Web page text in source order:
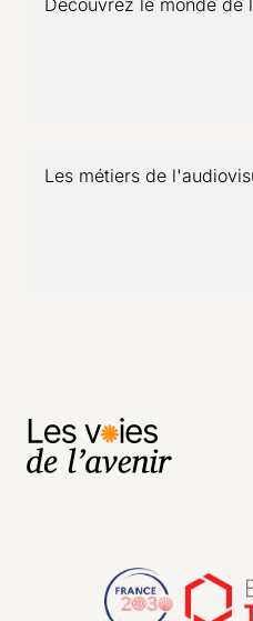
Découvrez le monde de
Les métiers de